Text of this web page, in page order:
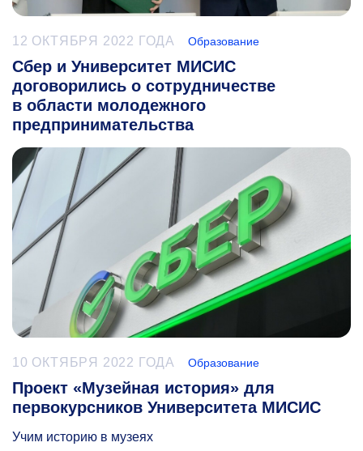
12 ОКТЯБРЯ 2022 ГОДА Образование
Сбер и Университет МИСИС
договорились о сотрудничестве
в области молодежного
предпринимательства
10 ОКТЯБРЯ 2022 ГОДА Образование
Проект «Музейная история» для
первокурсников Университета МИСИС
Учим историю в музеях